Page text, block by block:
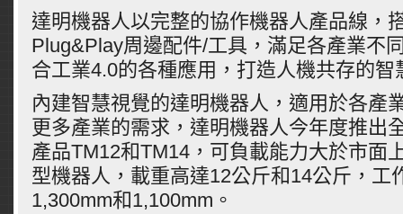
達明機器人以完整的協作機器人產品線，
Plug&Play周邊配件/工具，滿足各產業不
合工業4.0的各種應用，打造人機共存的智
內建智慧視覺的達明機器人，適用於各產
更多產業的需求，達明機器人今年度推出
產品TM12和TM14，可負載能力大於市面
型機器人，載重高達12公斤和14公斤，工
1,300mm和1,100mm。